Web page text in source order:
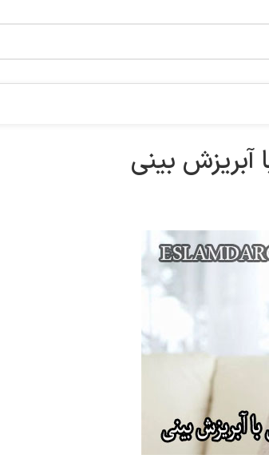
آبریزش بینی